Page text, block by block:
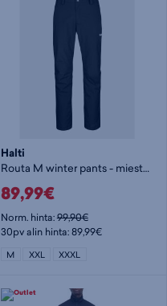
Halti
Routa M winter pants - miesten toppahousut
89,99€
Norm. hinta:99,90€
30pv alin hinta: 89,99€
M XXL XXXL